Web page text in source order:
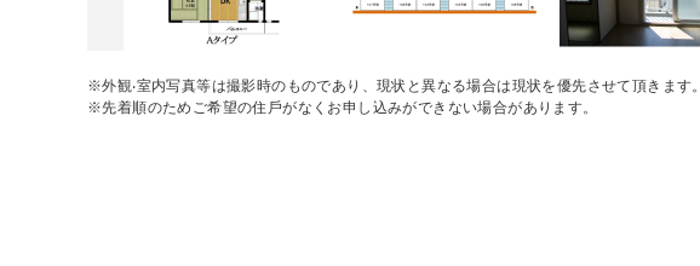
※外観‧室内写真等は撮影時のものであり、現状と異なる場合は現状を優先させて頂きます。
※先着順のためご希望の住⼾がなくお申し込みができない場合があります。